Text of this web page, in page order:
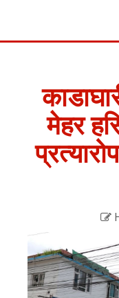
मेहर